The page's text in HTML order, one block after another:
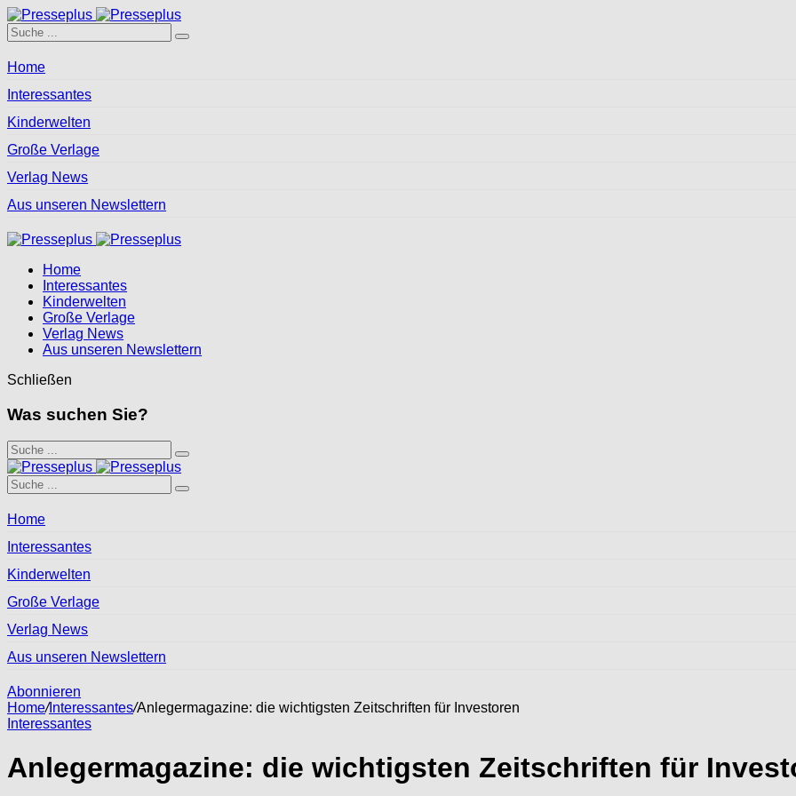
Home
Interessantes
Kinderwelten
Große Verlage
Verlag News
Aus unseren Newslettern
Home
Interessantes
Kinderwelten
Große Verlage
Verlag News
Aus unseren Newslettern
Schließen
Was suchen Sie?
Home
Interessantes
Kinderwelten
Große Verlage
Verlag News
Aus unseren Newslettern
Abonnieren
Home/Interessantes/Anlegermagazine: die wichtigsten Zeitschriften für Investoren
Interessantes
Anlegermagazine: die wichtigsten Zeitschriften für